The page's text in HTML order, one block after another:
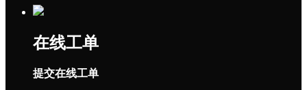
在线工单
提交在线工单